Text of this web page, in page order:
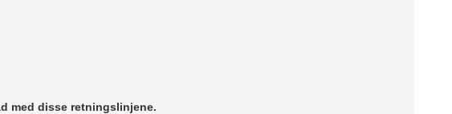
med disse retningslinjene.